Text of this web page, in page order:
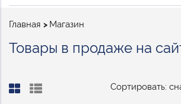
Строка
Главная Магазин
Товары в продаже на
Сортировать: